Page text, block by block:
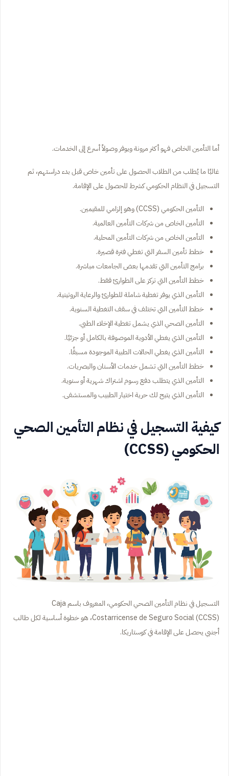
أما التأمين الخاص فهو أكثر مرونة ويوفر وصولاً أسرع إلى الخدمات.
غالبًا ما يُطلب من الطلاب الحصول على تأمين خاص قبل بدء دراستهم، ثم
التسجيل في النظام الحكومي كشرط للحصول على الإقامة.
التأمين الحكومي (CCSS) وهو إلزامي للمقيمين.
التأمين الخاص من شركات التأمين العالمية.
التأمين الخاص من شركات التأمين المحلية.
خطط تأمين السفر التي تغطي فترة قصيرة.
برامج التأمين التي تقدمها بعض الجامعات مباشرة.
خطط التأمين التي تركز على الطوارئ فقط.
التأمين الذي يوفر تغطية شاملة للطوارئ والرعاية الروتينية.
خطط التأمين التي تختلف في سقف التغطية السنوية.
التأمين الصحي الذي يشمل تغطية الإخلاء الطبي.
التأمين الذي يغطي الأدوية الموصوفة بالكامل أو جزئيًا.
التأمين الذي يغطي الحالات الطبية الموجودة مسبقًا.
خطط التأمين التي تشمل خدمات الأسنان والبصريات.
التأمين الذي يتطلب دفع رسوم اشتراك شهرية أو سنوية.
التأمين الذي يتيح لك حرية اختيار الطبيب والمستشفى.
كيفية التسجيل في نظام التأمين الصحي
الحكومي (CCSS)
التسجيل في نظام التأمين الصحي الحكومي، المعروف باسم Caja
Costarricense de Seguro Social (CCSS)، هو خطوة أساسية لكل طالب
أجنبي يحصل على الإقامة في كوستاريكا.